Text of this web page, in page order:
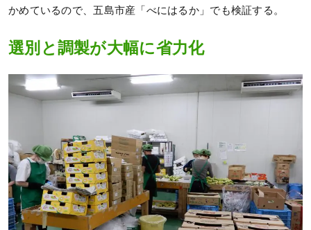
かめているので、五島市産「べにはるか」でも検証する。
選別と調製が大幅に省力化